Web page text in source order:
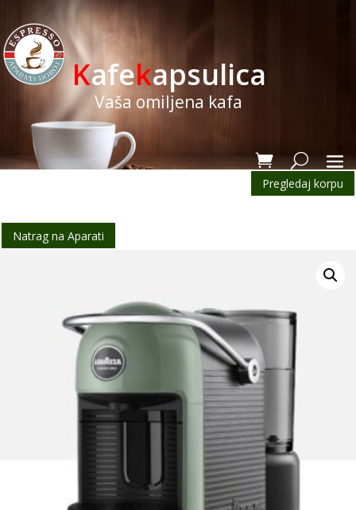
Kafekapsulica
Vaša omiljena kafa
Pregledaj korpu
Natrag na Aparati